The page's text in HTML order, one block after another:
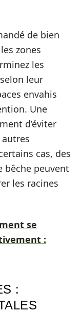
de bien
zones
les
leur
envahis
Une
d’éviter
cas, des
bêche peuvent
les racines
se
:
: